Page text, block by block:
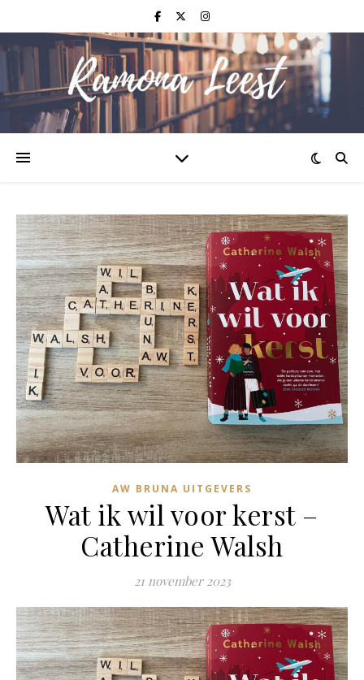
AW BRUNA UITGEVERS
Wat ik wil voor kerst –
Catherine Walsh
21 november 2023